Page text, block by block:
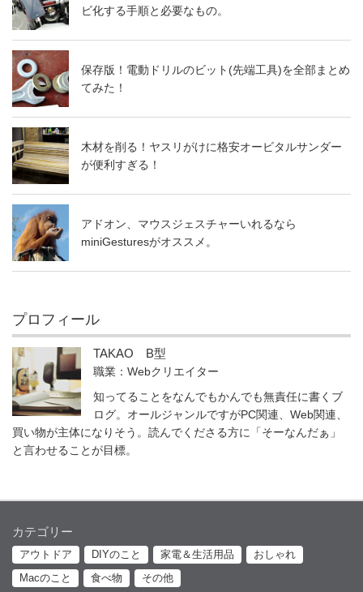
ビ化する手順と必要なもの。
保存版！電動ドリルのビット(先端工具)を全部まとめ
てみた！
木材を削る！ヤスリがけに格安オービタルサンダー
が便利すぎる！
アドオン、マウスジェスチャーいれるなら
miniGesturesがオススメ。
プロフィール
TAKAO B型
職業：Webクリエイター
知ってることをなんでもかんでも無責任に書くブ
ログ。オールジャンルですがPC関連、Web関連、
買い物が主体になりそう。読んでくださる方に「そーなんだぁ」
と言わせることが目標。
カテゴリー
アウトドア DIYのこと 家電＆生活用品
おしゃれ
Macのこと
食べ物 その他